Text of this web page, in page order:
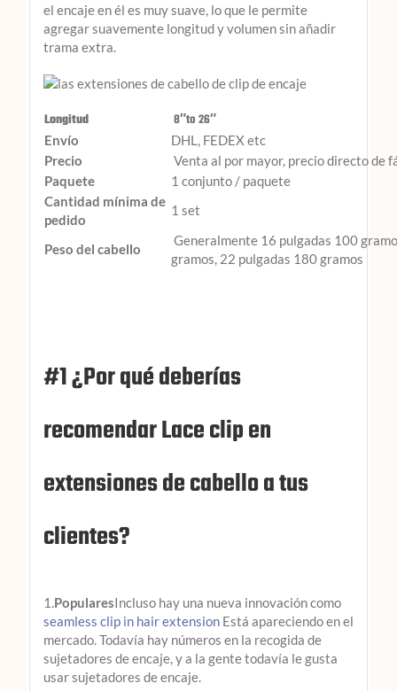
el encaje en él es muy suave, lo que le permite
agregar suavemente longitud y volumen sin añadir
trama extra.
Longitud 8″to 26″
Envío
DHL, FEDEX etc
Precio
Venta al por mayor, precio directo de
Paquete
1 conjunto / paquete
Cantidad mínima de
pedido
1 set
Peso del cabello
Generalmente 16 pulgadas 100
gramos, 22 pulgadas 180 gramos
#1 ¿Por qué deberías
recomendar Lace clip en
extensiones de cabello a tus
clientes?
1.PopularesIncluso hay una nueva innovación como
seamless clip in hair extension Está apareciendo en el
mercado. Todavía hay números en la recogida de
sujetadores de encaje, y a la gente todavía le gusta
usar sujetadores de encaje.